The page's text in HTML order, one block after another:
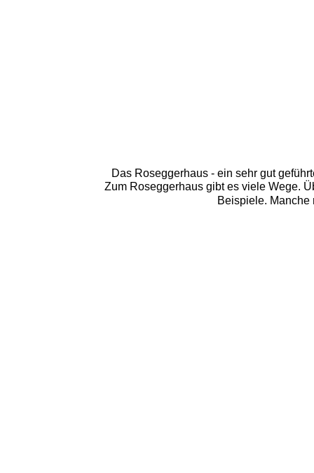
Das Roseggerhaus - ein sehr gut
Zum Roseggerhaus gibt es viele Wege.
Beispiele.